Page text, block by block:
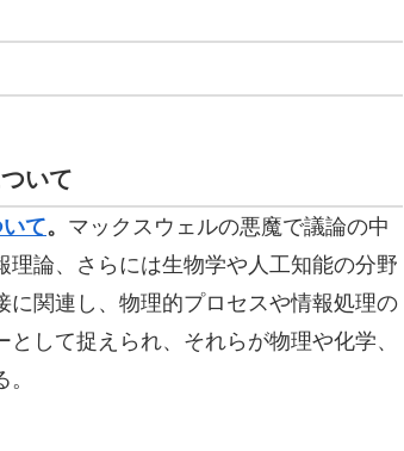
いて
て。 マックスウェルの悪魔で議論の中
論、さらには生物学や人工知能の分野
関連し、物理的プロセスや情報処理の
して捉えられ、それらが物理や化学、